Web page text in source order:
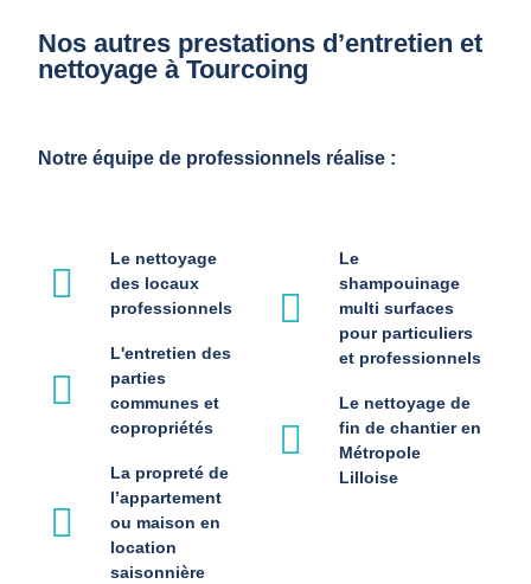
Nos autres prestations d’entretien et
nettoyage à Tourcoing
Notre équipe de professionnels réalise :
Le nettoyage
des locaux
professionnels
L'entretien des
parties
communes et
copropriétés
La propreté de
l’appartement
ou maison en
location
saisonnière
Le
shampouinage
multi surfaces
pour particuliers
et professionnels
Le nettoyage de
fin de chantier en
Métropole
Lilloise